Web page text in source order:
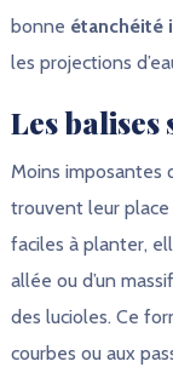
bonne étanchéité
les projections
Les
Moins imposantes
trouvent leur place
faciles à planter,
allée ou d’un
des lucioles. Ce
courbes ou aux